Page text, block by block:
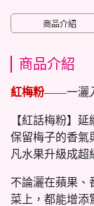
商品介紹
商品介紹
紅梅粉——一灑
【紅話梅粉】
保留梅子的香氣
凡水果升級成超
不論灑在蘋果、
菜上，都能增添